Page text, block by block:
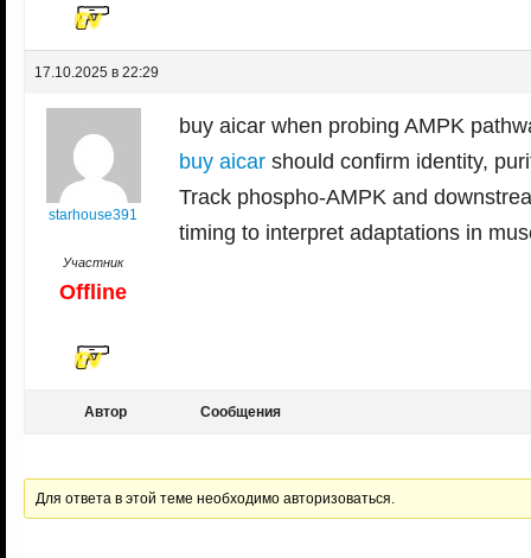
17.10.2025 в 22:29
starhouse391
Участник
Offline
buy aicar when probing AMPK
buy aicar should confirm identity,
Track phospho-AMPK and
timing to interpret adaptations in
Автор Сообщения
Для ответа в этой теме необходимо авторизоваться.